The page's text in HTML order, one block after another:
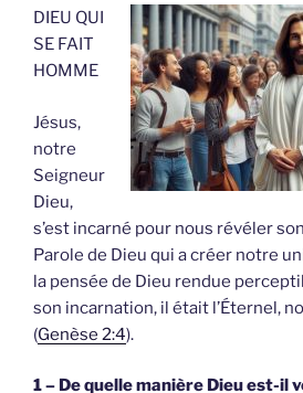
DIEU QUI
SE FAIT
HOMME
Jésus,
notre
Seigneur
Dieu,
s’est incarné pour nous révéler
Parole de Dieu qui a créer notre
la pensée de Dieu rendue
son incarnation, il était l’Éternel,
(Genèse 2:4).
1 – De quelle manière Dieu est-il